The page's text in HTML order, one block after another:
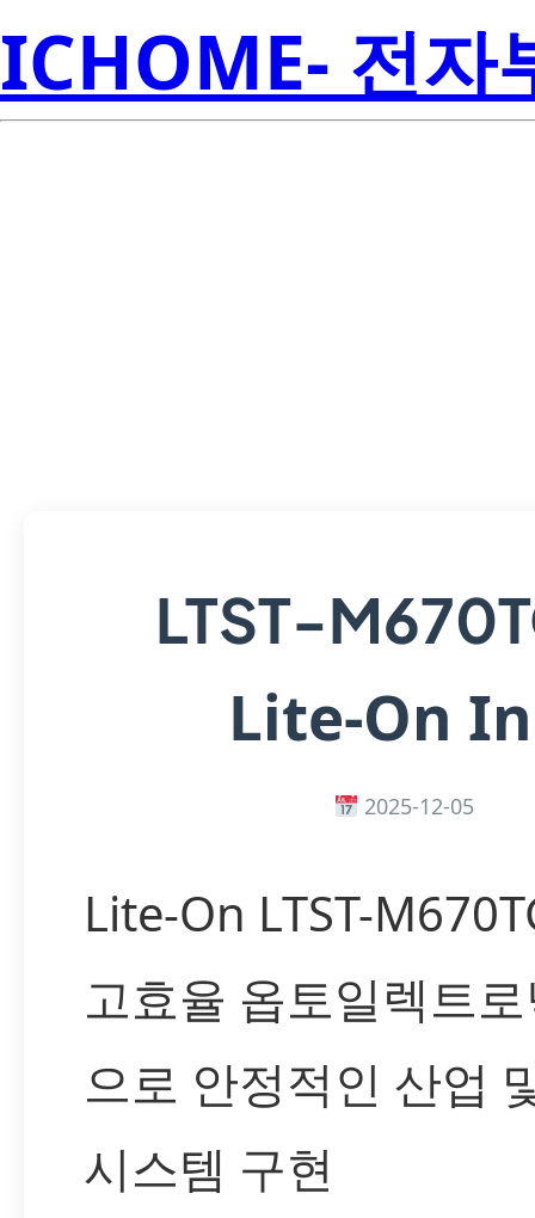
ICHOME- 전자
LTST-
Lite-On
2025-12-05
Lite-On LTST-
고효율 옵토일렉트
으로 안정적인 산업
시스템 구현